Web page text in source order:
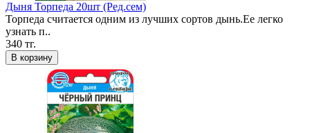
Дыня Торпеда 20шт (Ред.сем)
Торпеда считается одним из лучших сортов дынь.Ее легко
узнать п..
340 тг.
В корзину